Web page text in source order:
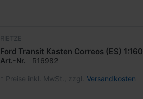
RIETZE
Ford Transit Kasten Correos (ES) 1:160
Art.-Nr. R16982
* Preise inkl. MwSt., zzgl. Versandkosten